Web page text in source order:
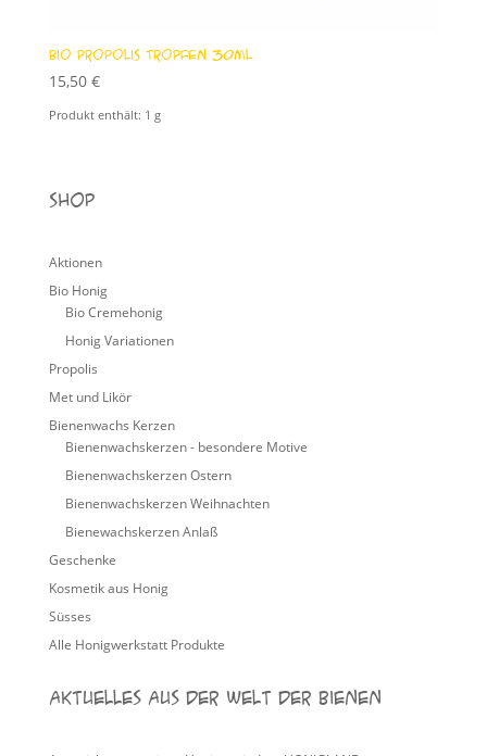
Bio Propolis Tropfen 30ml
15,50 €
Produkt enthält: 1 g
Shop
Aktionen
Bio Honig
Bio Cremehonig
Honig Variationen
Propolis
Met und Likör
Bienenwachs Kerzen
Bienenwachskerzen - besondere Motive
Bienenwachskerzen Ostern
Bienenwachskerzen Weihnachten
Bienewachskerzen Anlaß
Geschenke
Kosmetik aus Honig
Süsses
Alle Honigwerkstatt Produkte
Aktuelles aus der Welt der Bienen